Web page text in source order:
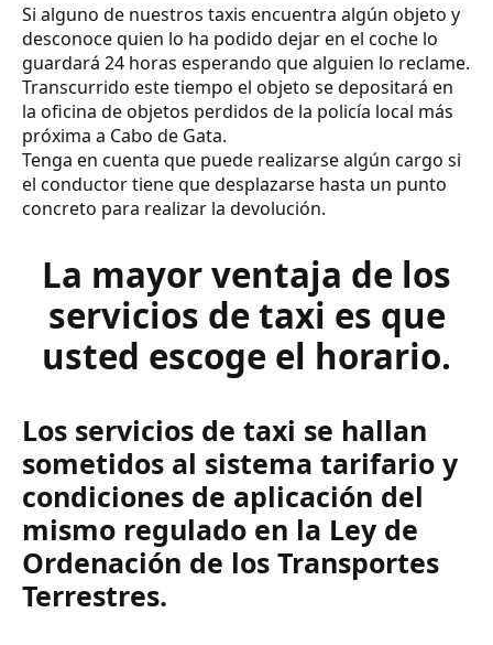
Si alguno de nuestros taxis encuentra algún objeto y
desconoce quien lo ha podido dejar en el coche lo
guardará 24 horas esperando que alguien lo reclame.
Transcurrido este tiempo el objeto se depositará en
la oficina de objetos perdidos de la policía local más
próxima a Cabo de Gata.
Tenga en cuenta que puede realizarse algún cargo si
el conductor tiene que desplazarse hasta un punto
concreto para realizar la devolución.
La mayor ventaja de los
servicios de taxi es que
usted escoge el horario.
Los servicios de taxi se hallan
sometidos al sistema tarifario y
condiciones de aplicación del
mismo regulado en la Ley de
Ordenación de los Transportes
Terrestres.